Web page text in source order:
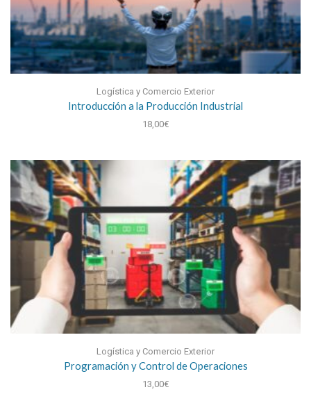
Logística y Comercio Exterior
Introducción a la Producción Industrial
18,00€
Logística y Comercio Exterior
Programación y Control de Operaciones
13,00€